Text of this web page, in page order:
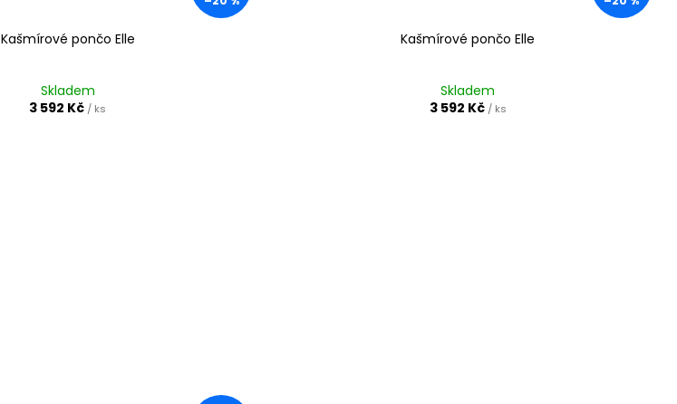
Kašmírové pončo Elle
Skladem
3 592 Kč / ks
Kašmírové pončo Elle
Skladem
3 592 Kč / ks